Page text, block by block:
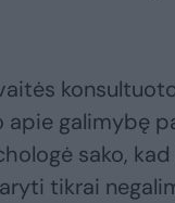
apie galimybę
sako,
tikrai